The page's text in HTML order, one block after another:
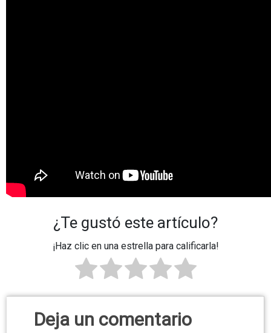
¿Te gustó este artículo?
¡Haz clic en una estrella para calificarla!
Deja un comentario